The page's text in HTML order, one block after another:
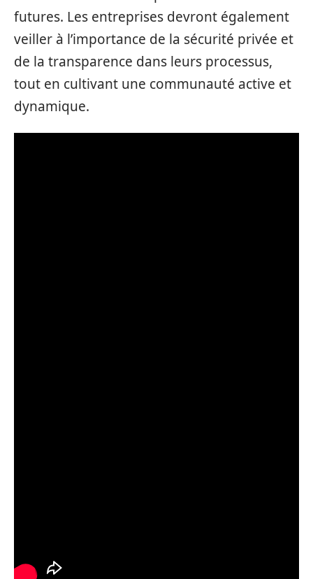
futures. Les entreprises devront également
veiller à l’importance de la sécurité privée et
de la transparence dans leurs processus,
tout en cultivant une communauté active et
dynamique.